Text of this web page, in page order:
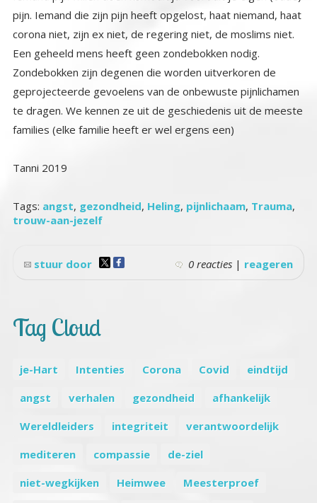
families (elke familie heeft er wel ergens een)
Tanni 2019
Tags: angst, gezondheid, Heling, pijnlichaam, Trauma,
trouw-aan-jezelf
0 reacties | reageren
stuur door
Tag Cloud
je-Hart Intenties Corona Covid
eindtijd
angst
verhalen gezondheid
afhankelijk
Wereldleiders
integriteit
verantwoordelijk
mediteren
compassie
de-ziel
niet-wegkijken
Heimwee
Meesterproef